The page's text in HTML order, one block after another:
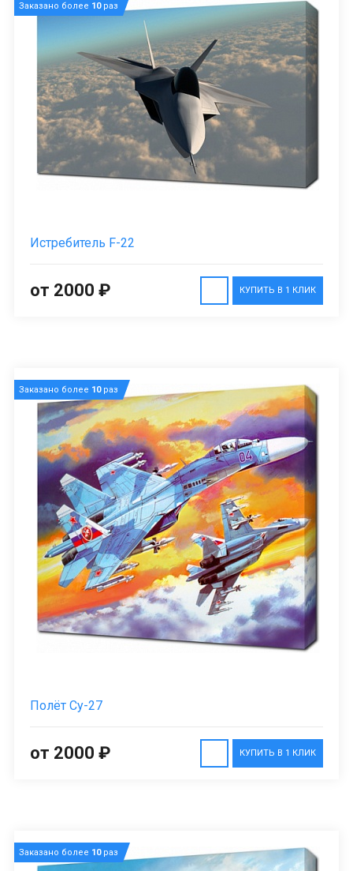
Заказано более 10раз
Истребитель F-22
КУПИТЬ В 1 КЛИК
от 2000 ₽
Заказано более 10раз
Полёт Су-27
КУПИТЬ В 1 КЛИК
от 2000 ₽
Заказано более 10раз